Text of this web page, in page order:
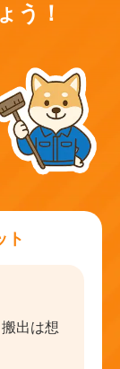
う！
ト
出は想